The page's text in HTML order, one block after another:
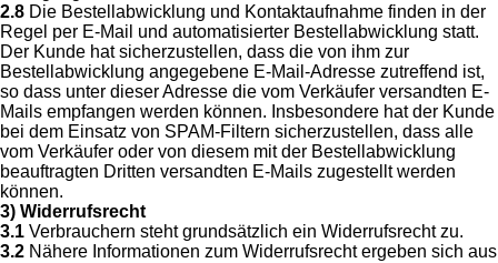
2.8 Die Bestellabwicklung und Kontaktaufnahme finden in der
Regel per E-Mail und automatisierter Bestellabwicklung statt.
Der Kunde hat sicherzustellen, dass die von ihm zur
Bestellabwicklung angegebene E-Mail-Adresse zutreffend ist,
so dass unter dieser Adresse die vom Verkäufer versandten E-
Mails empfangen werden können. Insbesondere hat der Kunde
bei dem Einsatz von SPAM-Filtern sicherzustellen, dass alle
vom Verkäufer oder von diesem mit der Bestellabwicklung
beauftragten Dritten versandten E-Mails zugestellt werden
können.
3) Widerrufsrecht
3.1 Verbrauchern steht grundsätzlich ein Widerrufsrecht zu.
3.2 Nähere Informationen zum Widerrufsrecht ergeben sich aus